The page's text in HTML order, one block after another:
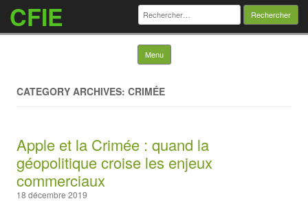
CFIE Rechercher :
Menu Skip to content
CATEGORY ARCHIVES: CRIMÉE
Apple et la Crimée : quand la
géopolitique croise les enjeux
commerciaux
18 décembre 2019